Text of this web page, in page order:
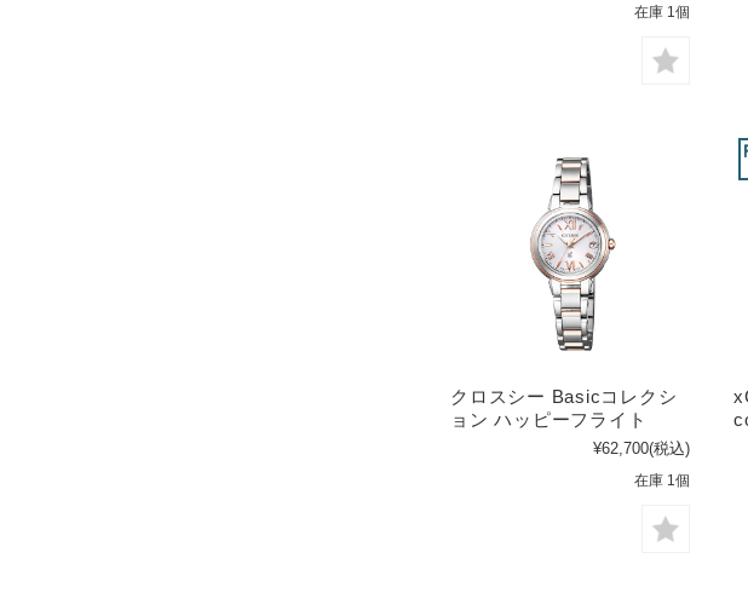
在庫 1個
クロスシー Basicコレクシ
ョン ハッピーフライト
¥62,700(税込)
在庫 1個